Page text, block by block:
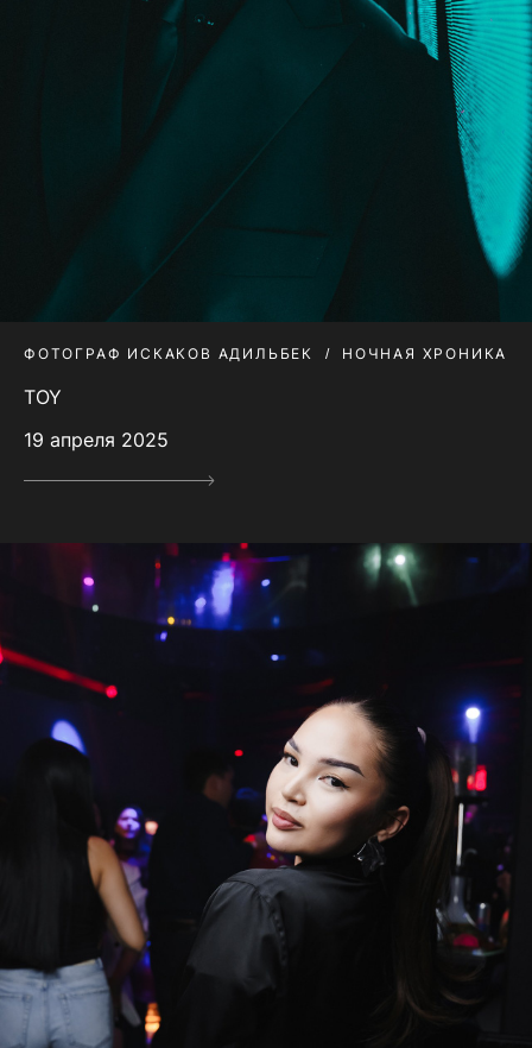
ФОТОГРАФ ИСКАКОВ АДИЛЬБЕК НОЧНАЯ ХРОНИКА
TOY
19 апреля 2025